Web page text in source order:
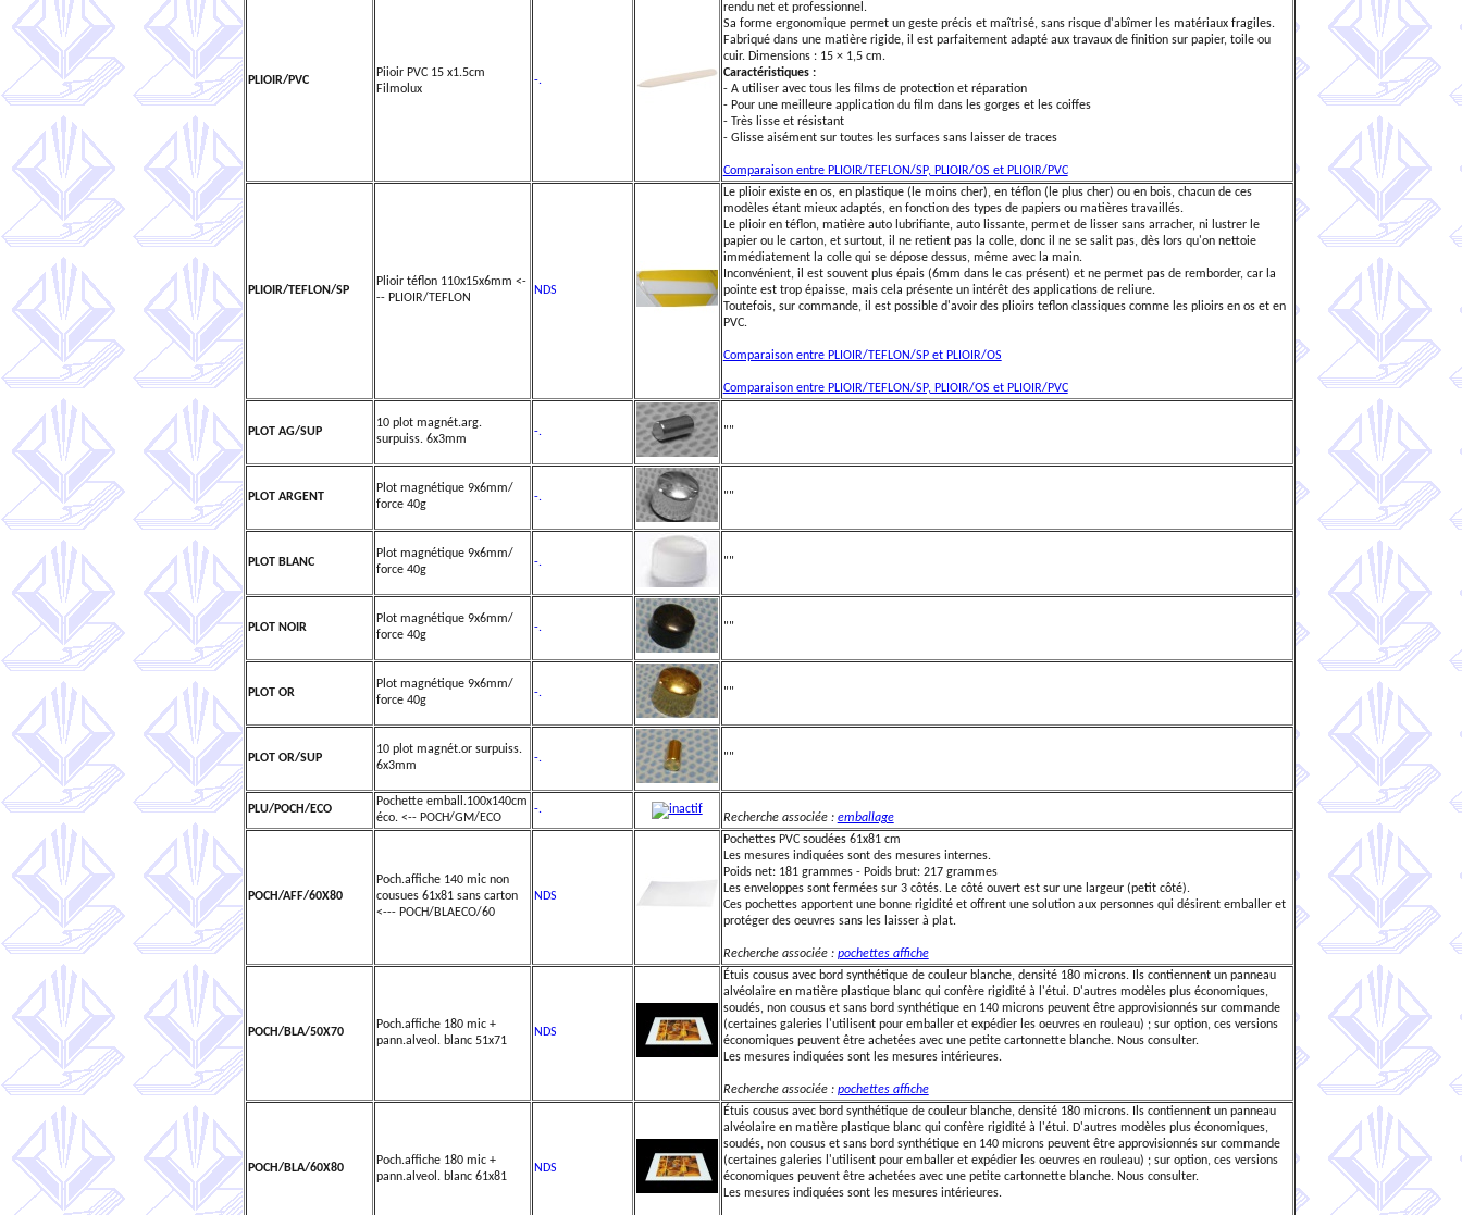
PLIOIR/PVC
Piioir PVC 15 x1.5cm
Filmolux
-.
rendu net et professionnel.
Sa forme ergonomique permet un geste précis et maîtrisé, sans risque d'abîmer les matériaux fragiles.
Fabriqué dans une matière rigide, il est parfaitement adapté aux travaux de finition sur papier, toile ou
cuir. Dimensions : 15 × 1,5 cm.
Caractéristiques :
- A utiliser avec tous les films de protection et réparation
- Pour une meilleure application du film dans les gorges et les coiffes
- Très lisse et résistant
- Glisse aisément sur toutes les surfaces sans laisser de traces
Comparaison entre PLIOIR/TEFLON/SP, PLIOIR/OS et PLIOIR/PVC
PLIOIR/TEFLON/SP
Plioir téflon 110x15x6mm <-
-- PLIOIR/TEFLON
NDS
Le plioir existe en os, en plastique (le moins cher), en téflon (le plus cher) ou en bois, chacun de ces
modèles étant mieux adaptés, en fonction des types de papiers ou matières travaillés.
Le plioir en téflon, matière auto lubrifiante, auto lissante, permet de lisser sans arracher, ni lustrer le
papier ou le carton, et surtout, il ne retient pas la colle, donc il ne se salit pas, dès lors qu'on nettoie
immédiatement la colle qui se dépose dessus, même avec la main.
Inconvénient, il est souvent plus épais (6mm dans le cas présent) et ne permet pas de remborder, car la
pointe est trop épaisse, mais cela présente un intérêt des applications de reliure.
Toutefois, sur commande, il est possible d'avoir des plioirs teflon classiques comme les plioirs en os et en
PVC.
Comparaison entre PLIOIR/TEFLON/SP et PLIOIR/OS
Comparaison entre PLIOIR/TEFLON/SP, PLIOIR/OS et PLIOIR/PVC
PLOT AG/SUP
10 plot magnét.arg.
surpuiss. 6x3mm
-. ""
PLOT ARGENT
Plot magnétique 9x6mm/
force 40g
-. ""
PLOT BLANC
Plot magnétique 9x6mm/
force 40g
-. ""
PLOT NOIR
Plot magnétique 9x6mm/
force 40g
-. ""
PLOT OR
Plot magnétique 9x6mm/
force 40g
-. ""
PLOT OR/SUP
10 plot magnét.or surpuiss.
6x3mm
-. ""
PLU/POCH/ECO
Pochette emball.100x140cm
éco. <-- POCH/GM/ECO
-.
Recherche associée : emballage
POCH/AFF/60X80
Poch.affiche 140 mic non
cousues 61x81 sans carton
<--- POCH/BLAECO/60
NDS
Pochettes PVC soudées 61x81 cm
Les mesures indiquées sont des mesures internes.
Poids net: 181 grammes - Poids brut: 217 grammes
Les enveloppes sont fermées sur 3 côtés. Le côté ouvert est sur une largeur (petit côté).
Ces pochettes apportent une bonne rigidité et offrent une solution aux personnes qui désirent emballer et
protéger des oeuvres sans les laisser à plat.
Recherche associée : pochettes affiche
POCH/BLA/50X70
Poch.affiche 180 mic +
pann.alveol. blanc 51x71
NDS
Étuis cousus avec bord synthétique de couleur blanche, densité 180 microns. Ils contiennent un panneau
alvéolaire en matière plastique blanc qui confère rigidité à l'étui. D'autres modèles plus économiques,
soudés, non cousus et sans bord synthétique en 140 microns peuvent être approvisionnés sur commande
(certaines galeries l'utilisent pour emballer et expédier les oeuvres en rouleau) ; sur option, ces versions
économiques peuvent être achetées avec une petite cartonnette blanche. Nous consulter.
Les mesures indiquées sont les mesures intérieures.
Recherche associée : pochettes affiche
POCH/BLA/60X80
Poch.affiche 180 mic +
pann.alveol. blanc 61x81
NDS
Étuis cousus avec bord synthétique de couleur blanche, densité 180 microns. Ils contiennent un panneau
alvéolaire en matière plastique blanc qui confère rigidité à l'étui. D'autres modèles plus économiques,
soudés, non cousus et sans bord synthétique en 140 microns peuvent être approvisionnés sur commande
(certaines galeries l'utilisent pour emballer et expédier les oeuvres en rouleau) ; sur option, ces versions
économiques peuvent être achetées avec une petite cartonnette blanche. Nous consulter.
Les mesures indiquées sont les mesures intérieures.